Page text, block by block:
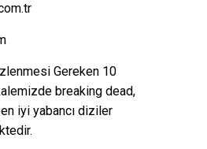
Gereken 10
breaking dead,
iyi yabancı diziler